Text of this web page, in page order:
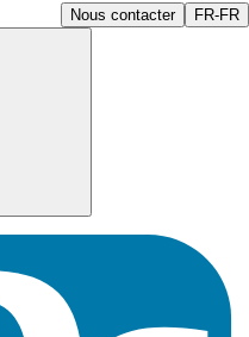
Nous contacter FR-FR